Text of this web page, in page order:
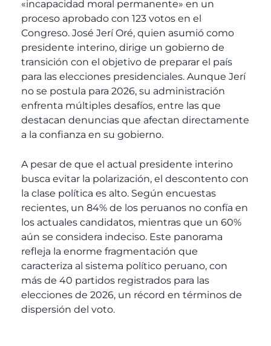
«incapacidad moral permanente» en un
proceso aprobado con 123 votos en el
Congreso. José Jerí Oré, quien asumió como
presidente interino, dirige un gobierno de
transición con el objetivo de preparar el país
para las elecciones presidenciales. Aunque Jerí
no se postula para 2026, su administración
enfrenta múltiples desafíos, entre las que
destacan denuncias que afectan directamente
a la confianza en su gobierno.
A pesar de que el actual presidente interino
busca evitar la polarización, el descontento con
la clase política es alto. Según encuestas
recientes, un 84% de los peruanos no confía en
los actuales candidatos, mientras que un 60%
aún se considera indeciso. Este panorama
refleja la enorme fragmentación que
caracteriza al sistema político peruano, con
más de 40 partidos registrados para las
elecciones de 2026, un récord en términos de
dispersión del voto.